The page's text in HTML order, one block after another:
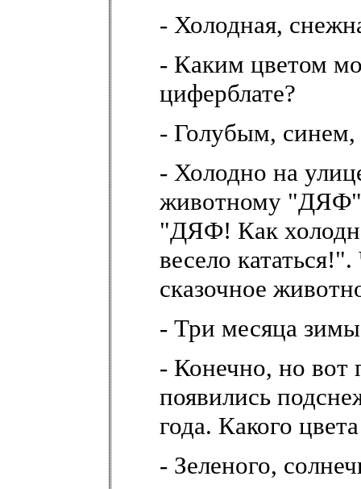
- Холодная,
- Каким цветом
циферблате?
- Голубым,
- Холодно на
животному "ДЯФ"
"ДЯФ! Как
весело
сказочное
- Три месяца
- Конечно, но вот
появились
года. Какого
- Зеленого,